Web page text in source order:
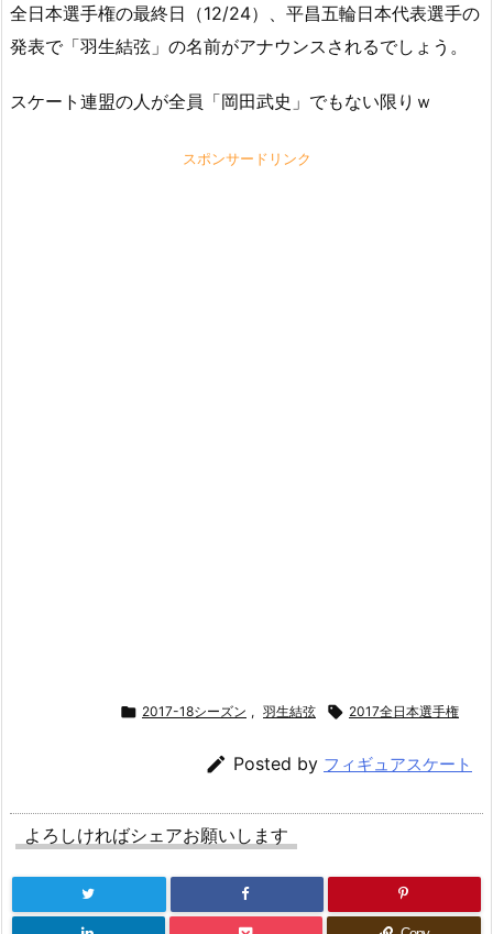
全日本選手権の最終日（12/24）、平昌五輪日本代表選手の
発表で「羽生結弦」の名前がアナウンスされるでしょう。
スケート連盟の人が全員「岡田武史」でもない限りｗ
スポンサードリンク
 2017-18シーズン , 羽生結弦  2017全日本選手権
 Posted by フィギュアスケート
よろしければシェアお願いします